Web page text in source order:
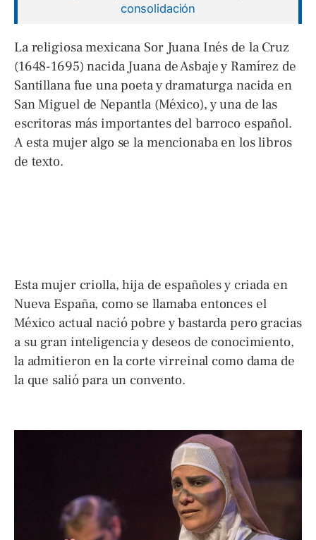
consolidación
La religiosa mexicana Sor Juana Inés de la Cruz
(1648-1695) nacida Juana de Asbaje y Ramírez de
Santillana fue una poeta y dramaturga nacida en
San Miguel de Nepantla (México), y una de las
escritoras más importantes del barroco español.
A esta mujer algo se la mencionaba en los libros
de texto.
Esta mujer criolla, hija de españoles y criada en
Nueva España, como se llamaba entonces el
México actual nació pobre y bastarda pero gracias
a su gran inteligencia y deseos de conocimiento,
la admitieron en la corte virreinal como dama de
la que salió para un convento.